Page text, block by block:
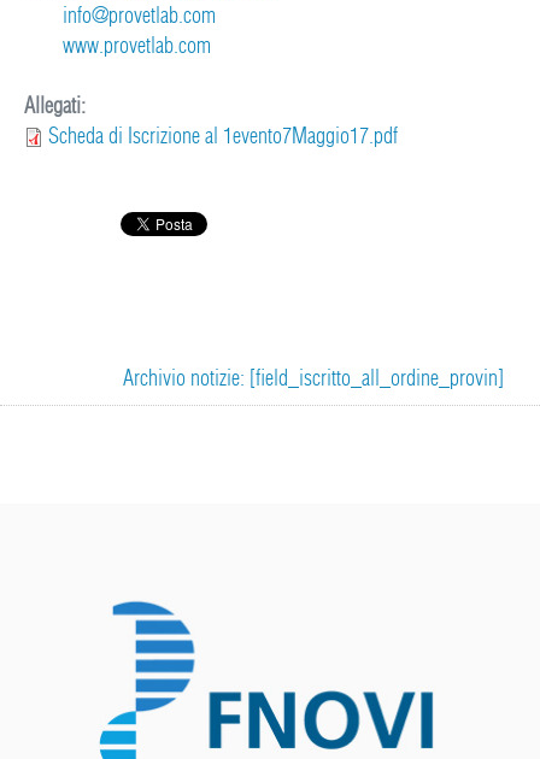
info@provetlab.com
www.provetlab.com
Allegati:
Scheda di Iscrizione al 1evento7Maggio17.pdf
Archivio notizie: [field_iscritto_all_ordine_provin]